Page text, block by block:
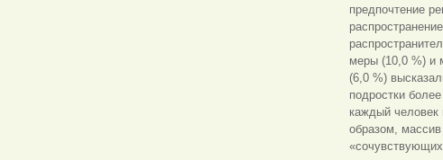
предпочтение
меры (10,0 %) и
(6,0 %)
подростки
каждый человек
образом,